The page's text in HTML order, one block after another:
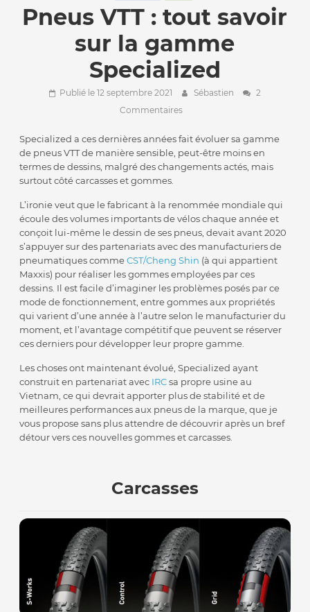
Pneus VTT : tout savoir
sur la gamme
Specialized
Publié le 12 septembre 2021 Sébastien
2
Commentaires
Specialized a ces dernières années fait évoluer sa gamme
de pneus VTT de manière sensible, peut-être moins en
termes de dessins, malgré des changements actés, mais
surtout côté carcasses et gommes.
L’ironie veut que le fabricant à la renommée mondiale qui
écoule des volumes importants de vélos chaque année et
conçoit lui-même le dessin de ses pneus, devait avant 2020
s’appuyer sur des partenariats avec des manufacturiers de
pneumatiques commeCST/Cheng Shin (à qui appartient
Maxxis) pour réaliser les gommes employées par ces
dessins. Il est facile d’imaginer les problèmes posés par ce
mode de fonctionnement, entre gommes aux propriétés
qui varient d’une année à l’autre selon le manufacturier du
moment, et l’avantage compétitif que peuvent se réserver
ces derniers pour développer leur propre gamme.
Les choses ont maintenant évolué, Specialized ayant
construit en partenariat avec IRCsa propre usine au
Vietnam, ce qui devrait apporter plus de stabilité et de
meilleures performances aux pneus de la marque, que je
vous propose sans plus attendre de découvrir après un bref
détour vers ces nouvelles gommes et carcasses.
Carcasses